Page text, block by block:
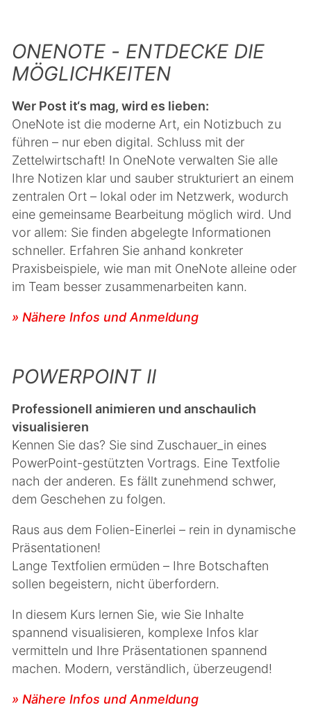
ONENOTE - ENTDECKE DIE
MÖGLICHKEITEN
Wer Post it‘s mag, wird es lieben:
OneNote ist die moderne Art, ein Notizbuch zu
führen – nur eben digital. Schluss mit der
Zettelwirtschaft! In OneNote verwalten Sie alle
Ihre Notizen klar und sauber strukturiert an einem
zentralen Ort – lokal oder im Netzwerk, wodurch
eine gemeinsame Bearbeitung möglich wird. Und
vor allem: Sie finden abgelegte Informationen
schneller. Erfahren Sie anhand konkreter
Praxisbeispiele, wie man mit OneNote alleine oder
im Team besser zusammenarbeiten kann.
» Nähere Infos und Anmeldung
POWERPOINT II
Professionell animieren und anschaulich
visualisieren
Kennen Sie das? Sie sind Zuschauer_in eines
PowerPoint-gestützten Vortrags. Eine Textfolie
nach der anderen. Es fällt zunehmend schwer,
dem Geschehen zu folgen.
Raus aus dem Folien-Einerlei – rein in dynamische
Präsentationen!
Lange Textfolien ermüden – Ihre Botschaften
sollen begeistern, nicht überfordern.
In diesem Kurs lernen Sie, wie Sie Inhalte
spannend visualisieren, komplexe Infos klar
vermitteln und Ihre Präsentationen spannend
machen. Modern, verständlich, überzeugend!
» Nähere Infos und Anmeldung